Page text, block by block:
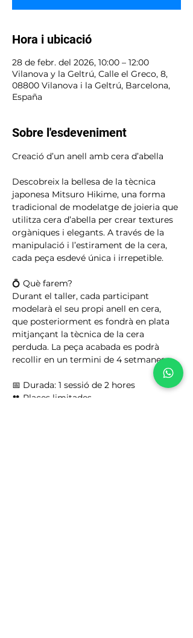
Hora i ubicació
28 de febr. del 2026, 10:00 – 12:00
Vilanova y la Geltrú, Calle el Greco, 8,
08800 Vilanova i la Geltrú, Barcelona,
España
Sobre l'esdeveniment
Creació d’un anell amb cera d’abella
Descobreix la bellesa de la tècnica
japonesa Mitsuro Hikime, una forma
tradicional de modelatge de joieria que
utilitza cera d’abella per crear textures
orgàniques i elegants. A través de la
manipulació i l’estirament de la cera,
cada peça esdevé única i irrepetible.
💍 Què farem?
Durant el taller, cada participant
modelarà el seu propi anell en cera,
que posteriorment es fondrà en plata
mitjançant la tècnica de la cera
perduda. La peça acabada es podrà
recollir en un termini de 4 setmanes.
📅 Durada: 1 sessió de 2 hores
👥 Places limitades